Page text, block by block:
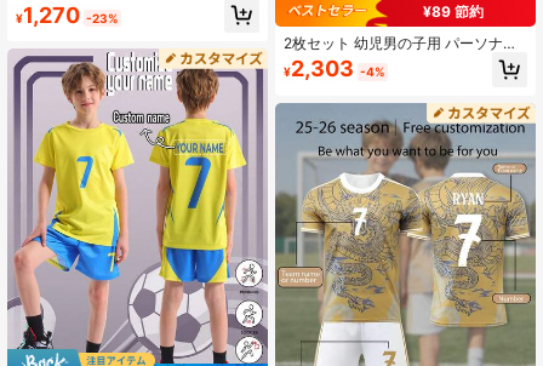
7サッカースポーツトレーニングスポ
¥1,270 -23%
¥89 節約
2枚セット 幼児男の子用 パーソナラ
イズ フットボールジャージ - カスタ
マイズ可能な名前とナンバー プリン
ョーツセット、速乾スポーツウェ
ア、ギフトに最適
¥2,303 -4%